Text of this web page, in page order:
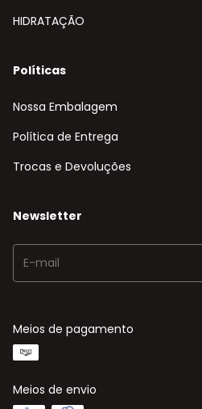
HIDRATAÇÃO
Políticas
Nossa Embalagem
Política de Entrega
Trocas e Devoluções
Newsletter
Meios de pagamento
Meios de envio